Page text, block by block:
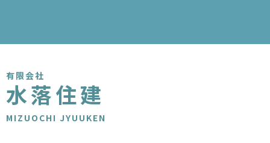
有限会社
水落住建
MIZUOCHI JYUUKEN